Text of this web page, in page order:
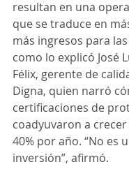
resultan en una
que se traduce en
más ingresos para
como lo explicó José
Félix, gerente de
Digna, quien narró
certificaciones de
coadyuvaron a
40% por año. “No es
inversión”, afirmó.